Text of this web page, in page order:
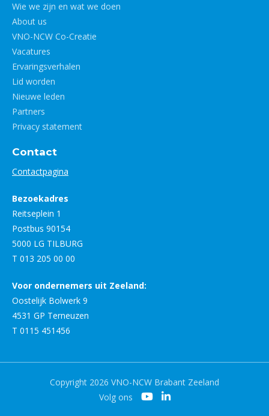
Wie we zijn en wat we doen
About us
VNO-NCW Co-Creatie
Vacatures
Ervaringsverhalen
Lid worden
Nieuwe leden
Partners
Privacy statement
Contact
Contactpagina
Bezoekadres
Reitseplein 1
Postbus 90154
5000 LG TILBURG
T 013 205 00 00
Voor ondernemers uit Zeeland:
Oostelijk Bolwerk 9
4531 GP Terneuzen
T 0115 451456
Copyright 2026 VNO-NCW Brabant Zeeland
Volg ons